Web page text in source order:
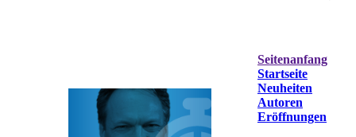
Seitenanfang
Startseite
Neuheiten
Autoren
Eröffnungen